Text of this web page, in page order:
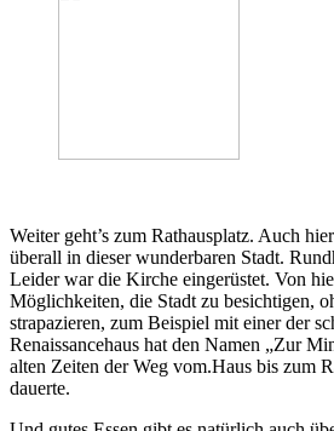
Weiter geht’s zum Rathausplatz. Auch
überall in dieser wunderbaren Stadt.
Leider war die Kirche eingerüstet. Von
Möglichkeiten, die Stadt zu besichtigen,
strapazieren, zum Beispiel mit einer der
Renaissancehaus hat den Namen „Zur
alten Zeiten der Weg vom.Haus bis zum
dauerte.